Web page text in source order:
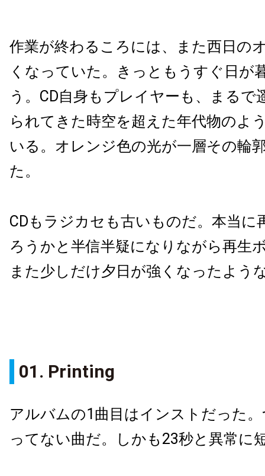
作業が終わるころには、また西日の
くなっていた。きっともうすぐ日が
う。CD自身もプレイヤーも、まるで
られてきた時空を超えた年代物のよ
いる。オレンジ色の光が一層その輪
た。
CDもラジカセも古いものだ。本当に
ろうかと半信半疑になりながら再生
また少しだけ夕日が強くなったよう
01. Printing
アルバムの1曲目はインストだった
ってない曲だ。しかも23秒と異常に